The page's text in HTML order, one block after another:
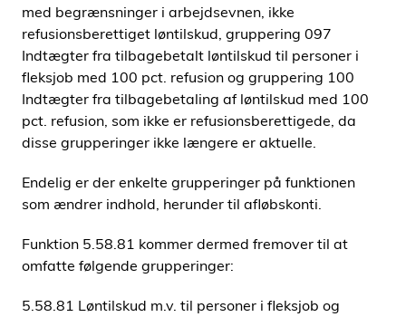
med begrænsninger i arbejdsevnen, ikke
refusionsberettiget løntilskud, gruppering 097
Indtægter fra tilbagebetalt løntilskud til personer i
fleksjob med 100 pct. refusion og gruppering 100
Indtægter fra tilbagebetaling af løntilskud med 100
pct. refusion, som ikke er refusionsberettigede, da
disse grupperinger ikke længere er aktuelle.
Endelig er der enkelte grupperinger på funktionen
som ændrer indhold, herunder til afløbskonti.
Funktion 5.58.81 kommer dermed fremover til at
omfatte følgende grupperinger:
5.58.81 Løntilskud m.v. til personer i fleksjob og